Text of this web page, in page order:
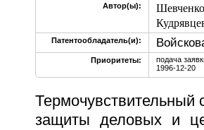
Автор(ы):
Патентообладатель(и):
Приоритеты:
подача
1996-12-20
Термочувствительный
защиты деловых и